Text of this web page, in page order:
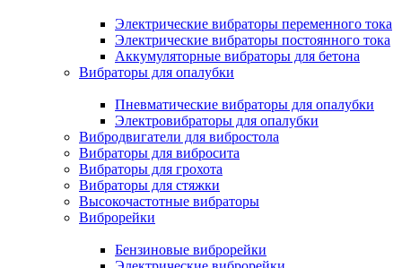
Электрические вибраторы переменного тока
Электрические вибраторы постоянного тока
Аккумуляторные вибраторы для бетона
Вибраторы для опалубки
Пневматические вибраторы для опалубки
Электровибраторы для опалубки
Вибродвигатели для вибростола
Вибраторы для вибросита
Вибраторы для грохота
Вибраторы для стяжки
Высокочастотные вибраторы
Виброрейки
Бензиновые виброрейки